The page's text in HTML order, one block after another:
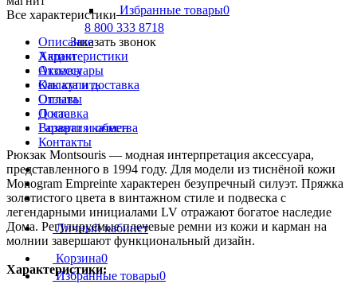
Избранные товары0
8 800 333 8718
Заказать звонок
Акции
Аксессуары
Оплата и доставка
Отзывы
О нас
Гарантия качества
Контакты
Личный кабинет
Корзина0
Избранные товары0
Все характеристики
Описание
Характеристики
Отзывы
Как купить
Оплата
Доставка
Возврат и обмен
Рюкзак Montsouris — модная интерпретация аксессуара,
представленного в 1994 году. Для модели из тиснёной кожи
Monogram Empreinte характерен безупречный силуэт. Пряжка
золотистого цвета в винтажном стиле и подвеска с
легендарными инициалами LV отражают богатое наследие
Дома. Регулируемые плечевые ремни из кожи и карман на
молнии завершают функциональный дизайн.
Характеристики: